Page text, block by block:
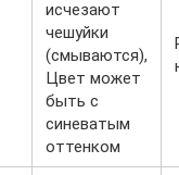
исчезают
чешуйки
(смываются),
Цвет может
быть с
синеватым
оттенком